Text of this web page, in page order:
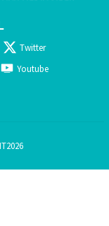
Twitter
Youtube